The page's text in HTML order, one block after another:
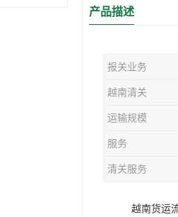
产品描述
报关业务
越南清关
运输规模
服务
清关服务
越南货运